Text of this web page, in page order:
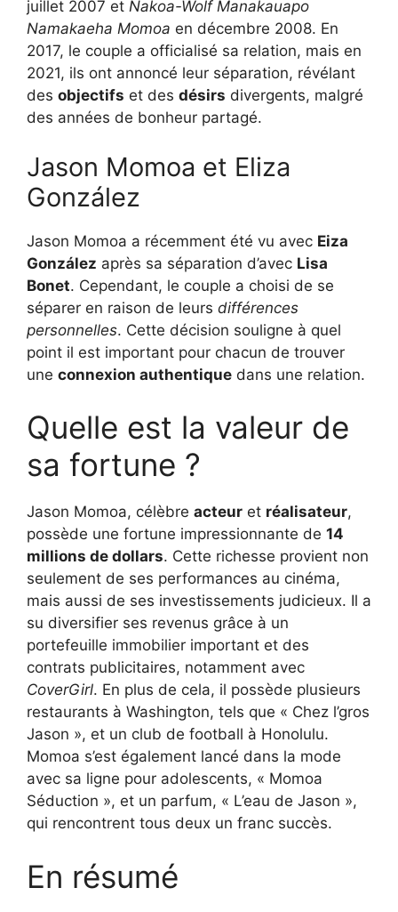
juillet 2007 et Nakoa-Wolf Manakauapo
Namakaeha Momoa en décembre 2008. En
2017, le couple a officialisé sa relation, mais en
2021, ils ont annoncé leur séparation, révélant
des objectifs et des désirs divergents, malgré
des années de bonheur partagé.
Jason Momoa et Eliza
González
Jason Momoa a récemment été vu avec Eiza
González après sa séparation d’avec Lisa
Bonet. Cependant, le couple a choisi de se
séparer en raison de leurs différences
personnelles. Cette décision souligne à quel
point il est important pour chacun de trouver
une connexion authentique dans une relation.
Quelle est la valeur de
sa fortune ?
Jason Momoa, célèbre acteur et réalisateur,
possède une fortune impressionnante de 14
millions de dollars. Cette richesse provient non
seulement de ses performances au cinéma,
mais aussi de ses investissements judicieux. Il a
su diversifier ses revenus grâce à un
portefeuille immobilier important et des
contrats publicitaires, notamment avec
CoverGirl. En plus de cela, il possède plusieurs
restaurants à Washington, tels que « Chez l’gros
Jason », et un club de football à Honolulu.
Momoa s’est également lancé dans la mode
avec sa ligne pour adolescents, « Momoa
Séduction », et un parfum, « L’eau de Jason »,
qui rencontrent tous deux un franc succès.
En résumé